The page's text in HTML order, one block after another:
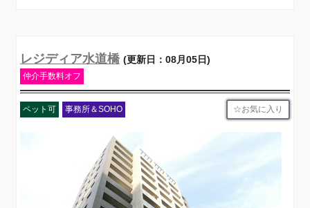
レジディア水道橋 (更新日：08月05日)
仲介手数料オフ
ペット可 事務所＆SOHO お気に入り